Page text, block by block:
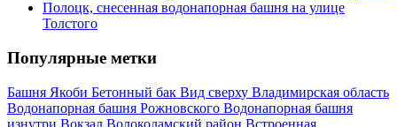
Полоцк, снесенная водонапорная башня на улице
Толстого
Популярные метки
Башня Якоби Бетонный бак Вид сверху Владимирская область
Водонапорная башня Рожновского Водонапорная башня
изнутри Вокзал Волоколамский район Встроенная